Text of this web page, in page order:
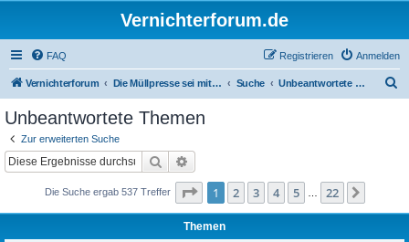
Vernichterforum.de
FAQ Anmelden
Registrieren
Vernichterforum Die Müllpresse sei mit Dir... Suche Unbeantwortete Themen
Unbeantwortete Themen
Zur erweiterten Suche
Suche
Die Suche ergab 537 Treffer Seite 1von 22
1 2 3 4 5 22
Themen